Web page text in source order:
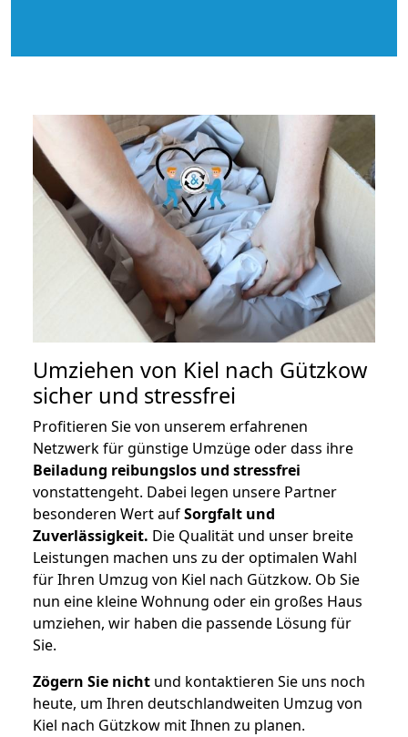
Umziehen von Kiel nach Gützkow
sicher und stressfrei
Profitieren Sie von unserem erfahrenen
Netzwerk für günstige Umzüge oder dass ihre
Beiladung reibungslos und stressfrei
vonstattengeht. Dabei legen unsere Partner
besonderen Wert aufSorgfalt und
Zuverlässigkeit. Die Qualität und unser breite
Leistungen machen uns zu der optimalen Wahl
für Ihren Umzug von Kiel nach Gützkow. Ob Sie
nun eine kleine Wohnung oder ein großes Haus
umziehen, wir haben die passende Lösung für
Sie.
Zögern Sie nicht und kontaktieren Sie uns noch
heute, um Ihren deutschlandweiten Umzug von
Kiel nach Gützkow mit Ihnen zu planen.